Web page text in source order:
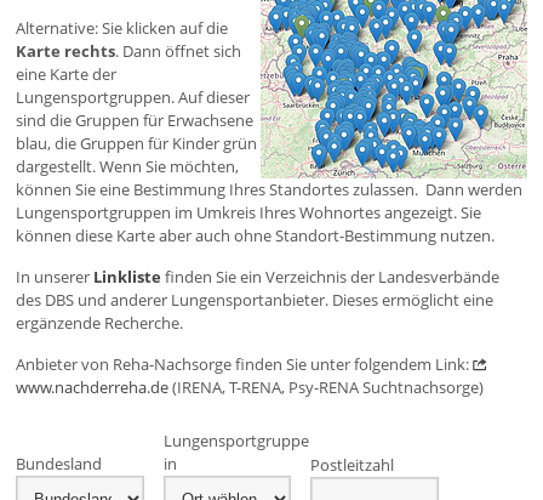
Alternative: Sie klicken auf die
Karte rechts. Dann öffnet sich
eine Karte der
Lungensportgruppen. Auf dieser
sind die Gruppen für Erwachsene
blau, die Gruppen für Kinder grün
dargestellt. Wenn Sie möchten,
können Sie eine Bestimmung Ihres Standortes zulassen. Dann werden
Lungensportgruppen im Umkreis Ihres Wohnortes angezeigt. Sie
können diese Karte aber auch ohne Standort-Bestimmung nutzen.
In unserer Linkliste finden Sie ein Verzeichnis der Landesverbände
des DBS und anderer Lungensportanbieter. Dieses ermöglicht eine
ergänzende Recherche.
Anbieter von Reha-Nachsorge finden Sie unter folgendem Link:
www.nachderreha.de(IRENA, T-RENA, Psy-RENA Suchtnachsorge)
Bundesland
Lungensportgruppe
in
Postleitzahl